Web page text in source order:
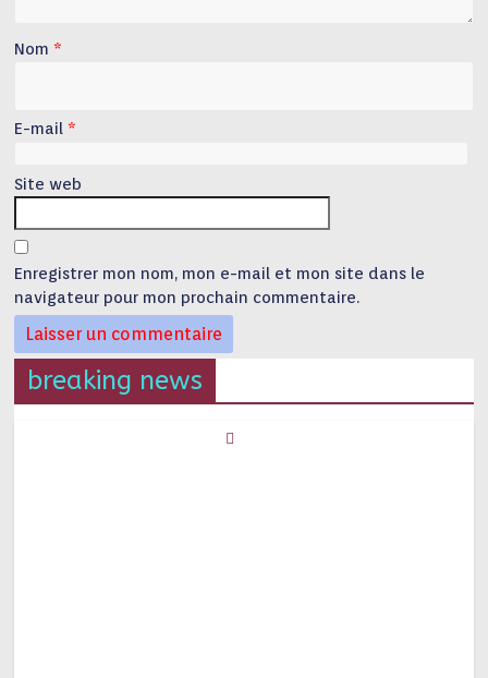
Nom *
E-mail *
Site web
Enregistrer mon nom, mon e-mail et mon site dans le
navigateur pour mon prochain commentaire.
breaking news